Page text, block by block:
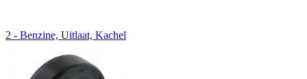
2 - Benzine, Uitlaat, Kachel